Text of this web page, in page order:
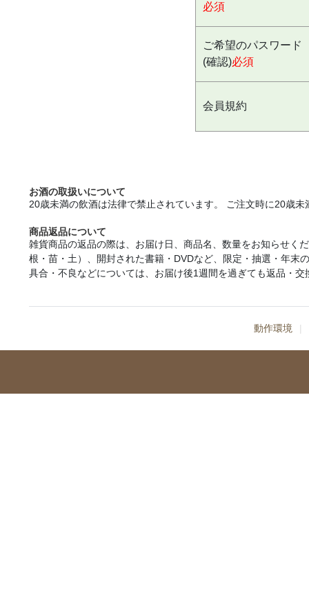
必須
ご希望のパスワード
(確認)必須
会員規約
お酒の取扱いについて
20歳未満の飲酒は法律で禁止されています。 ご注文時に20歳
商品返品について
雑貨商品の返品の際は、お届け日、商品名、数量をお知らせく
根・苗・土）、開封された書籍・DVDなど、限定・抽選・年末
具合・不良などについては、お届け後1週間を過ぎても返品・
動作環境